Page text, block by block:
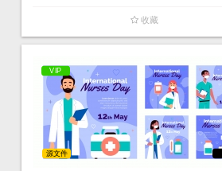
收藏
VIP
源文件